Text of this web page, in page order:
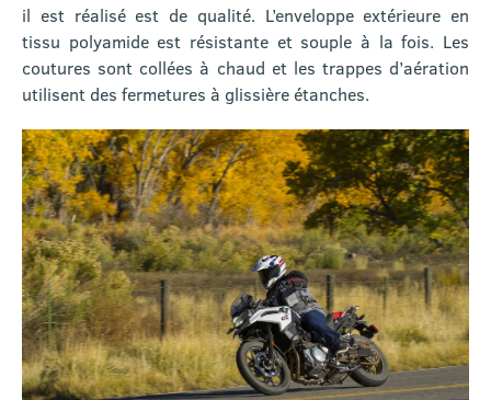
il est réalisé est de qualité. L’enveloppe extérieure en
tissu polyamide est résistante et souple à la fois. Les
coutures sont collées à chaud et les trappes d’aération
utilisent des fermetures à glissière étanches.